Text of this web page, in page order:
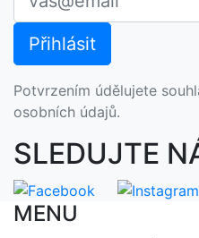
Potvrzením údělujete
osobních údajů.
SLEDUJTE
MENU